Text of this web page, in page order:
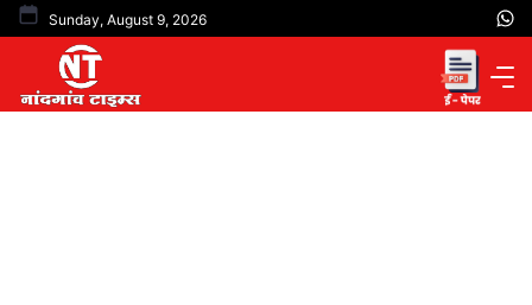
Skip
content
Sunday, August 9, 2026